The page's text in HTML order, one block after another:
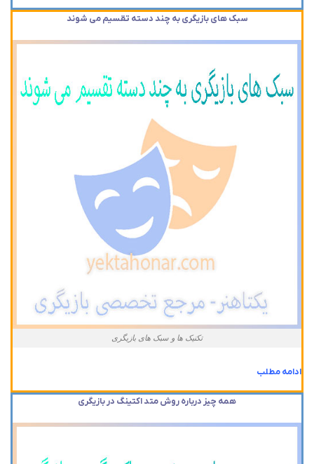
سبک های بازیگری به چند دسته تقسیم می شوند
تکنیک ها و سبک های بازیگری
ادامه مطلب
همه چیز درباره روش متد اکتینگ در بازیگری